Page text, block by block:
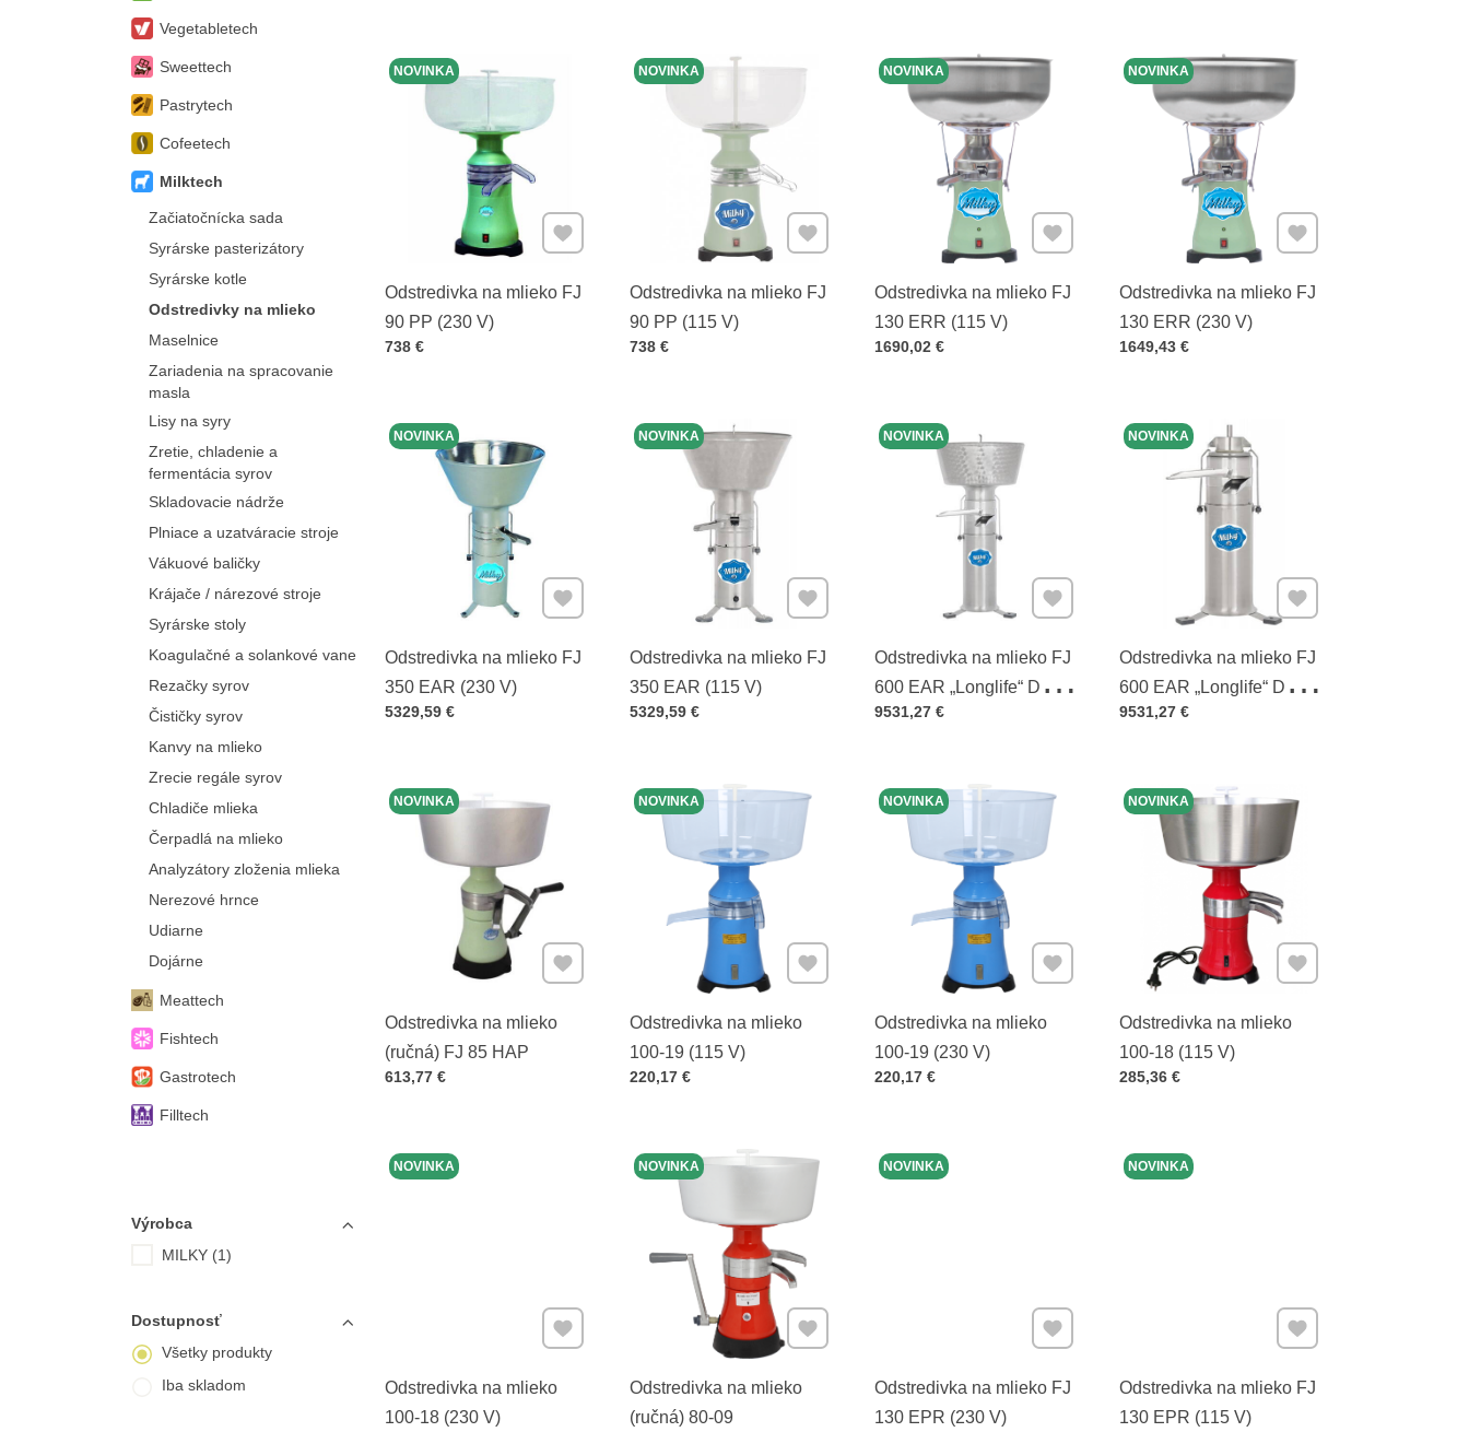
Odstredivka na mlieko FJ
90 PP (230 V)
Cena s DPH
738 €
NOVINKA
Pridať k Obľúbeným
Odstredivka na mlieko FJ
90 PP (115 V)
Cena s DPH
738 €
NOVINKA
Pridať k Obľúbeným
Odstredivka na mlieko FJ
130 ERR (115 V)
Cena s DPH
1690,02 €
NOVINKA
Pridať k Obľúbeným
Odstredivka na mlieko FJ
130 ERR (230 V)
Cena s DPH
1649,43 €
NOVINKA
Pridať k Obľúbeným
Odstredivka na mlieko FJ
350 EAR (230 V)
Cena s DPH
5329,59 €
NOVINKA
Pridať k Obľúbeným
Odstredivka na mlieko FJ
350 EAR (115 V)
Cena s DPH
5329,59 €
NOVINKA
Pridať k Obľúbeným
Odstredivka na mlieko FJ
600 EAR „Longlife“ DC
(230 V)
Cena s DPH
9531,27 €
NOVINKA
Pridať k Obľúbeným
Odstredivka na mlieko FJ
600 EAR „Longlife“ DC
(2x115 V)
Cena s DPH
9531,27 €
NOVINKA
Pridať k Obľúbeným
Odstredivka na mlieko
(ručná) FJ 85 HAP
Cena s DPH
613,77 €
NOVINKA
Pridať k Obľúbeným
Odstredivka na mlieko
100-19 (115 V)
Cena s DPH
220,17 €
NOVINKA
Pridať k Obľúbeným
Odstredivka na mlieko
100-19 (230 V)
Cena s DPH
220,17 €
NOVINKA
Pridať k Obľúbeným
Odstredivka na mlieko
100-18 (115 V)
Cena s DPH
285,36 €
NOVINKA
Pridať k Obľúbeným
Odstredivka na mlieko
100-18 (230 V)
NOVINKA
Pridať k Obľúbeným
Odstredivka na mlieko
(ručná) 80-09
NOVINKA
Pridať k Obľúbeným
Odstredivka na mlieko FJ
130 EPR (230 V)
NOVINKA
Pridať k Obľúbeným
Odstredivka na mlieko FJ
130 EPR (115 V)
NOVINKA
Pridať k Obľúbeným
Vegetabletech
Sweettech
Pastrytech
Cofeetech
Milktech
Začiatočnícka sada
Syrárske pasterizátory
Syrárske kotle
Odstredivky na mlieko
Maselnice
Zariadenia na spracovanie
masla
Lisy na syry
Zretie, chladenie a
fermentácia syrov
Skladovacie nádrže
Plniace a uzatváracie stroje
Vákuové baličky
Krájače / nárezové stroje
Syrárske stoly
Koagulačné a solankové vane
Rezačky syrov
Čističky syrov
Kanvy na mlieko
Zrecie regále syrov
Chladiče mlieka
Čerpadlá na mlieko
Analyzátory zloženia mlieka
Nerezové hrnce
Udiarne
Dojárne
Meattech
Fishtech
Gastrotech
Filltech
Výrobca
MILKY (1)
Dostupnosť
Všetky produkty
Iba skladom